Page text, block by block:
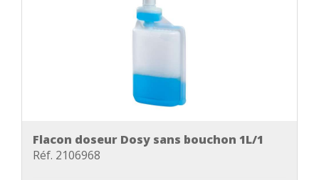
Flacon doseur Dosy sans bouchon 1L/1
Réf. 2106968